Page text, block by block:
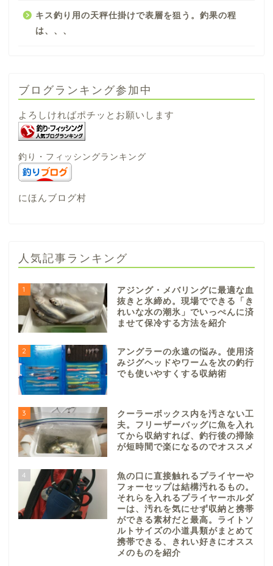
キス釣り用の天秤仕掛けで表層を狙う。釣果の程
は、、、
ブログランキング参加中
よろしければポチッとお願いします
釣り・フィッシングランキング
にほんブログ村
人気記事ランキング
1
アジング・メバリングに最適な血
抜きと氷締め。現場でできる「き
れいな水の潮氷」でいっぺんに済
ませて保冷する方法を紹介
2
アングラーの永遠の悩み。使用済
みジグヘッドやワームを次の釣行
でも使いやすくする収納術
3
クーラーボックス内を汚さない工
夫。フリーザーバッグに魚を入れ
てから収納すれば、釣行後の掃除
が短時間で楽になるのでオススメ
4
魚の口に直接触れるプライヤーや
フォーセップは結構汚れるもの。
それらを入れるプライヤーホルダ
ーは、汚れを気にせず収納と携帯
ができる素材だと最高。ライトソ
ルトサイズの小道具類がまとめて
携帯できる、きれい好きにオスス
メのものを紹介